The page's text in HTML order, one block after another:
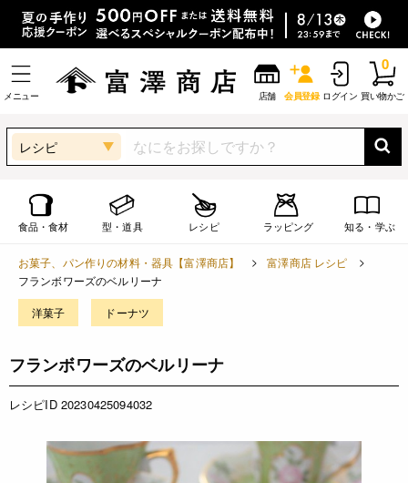
メニュー 店舗 会員登録 ログイン 買い物かご
0
レシピ
食品・食材 型・道具 レシピ ラッピング 知る・学ぶ
お菓子、パン作りの材料・器具【富澤商店】
富澤商店 レシピ
フランボワーズのベルリーナ
洋菓子 ドーナツ
フランボワーズのベルリーナ
レシピID 20230425094032